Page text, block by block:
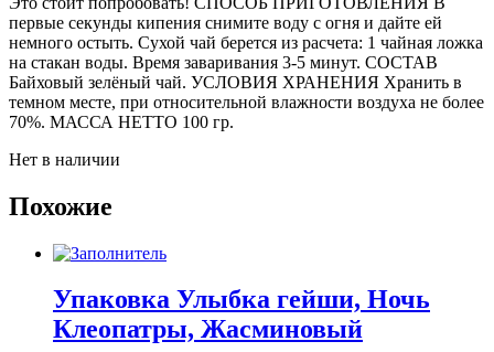
первые секунды кипения снимите воду с огня и дайте ей
немного остыть. Сухой чай берется из расчета: 1 чайная ложка
на стакан воды. Время заваривания 3-5 минут. СОСТАВ
Байховый зелёный чай. УСЛОВИЯ ХРАНЕНИЯ Хранить в
темном месте, при относительной влажности воздуха не более
70%. МАССА НЕТТО 100 гр.
Нет в наличии
Похожие
Упаковка Улыбка гейши, Ночь
Клеопатры, Жасминовый